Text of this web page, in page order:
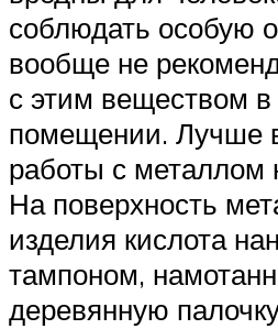
соблюдать особую
вообще не
с этим веществом
помещении. Лучше
работы с металлом
На поверхность
изделия кислота
тампоном,
деревянную